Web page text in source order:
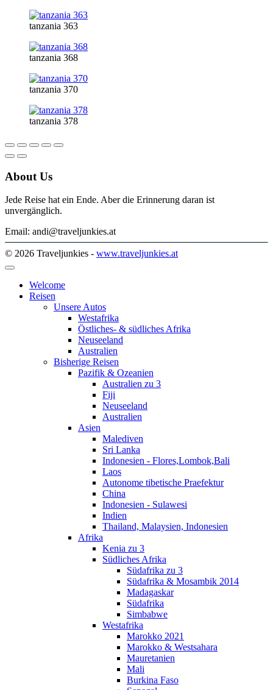
tanzania 363
tanzania 368
tanzania 370
tanzania 378
About Us
Jede Reise hat ein Ende. Aber die Erinnerung daran ist
unvergänglich.
Email: andi@traveljunkies.at
© 2026 Traveljunkies - www.traveljunkies.at
Welcome
Reisen
Unsere Autos
Westafrika
Östliches- & südliches Afrika
Neuseeland
Australien
Bisherige Reisen
Pazifik & Ozeanien
Australien zu 3
Fiji
Neuseeland
Australien
Asien
Malediven
Sri Lanka
Indonesien - Flores,Lombok,Bali
Laos
Autonome tibetische Praefektur
China
Indonesien - Sulawesi
Indien
Thailand, Malaysien, Indonesien
Afrika
Kenia zu 3
Südliches Afrika
Südafrika zu 3
Südafrika & Mosambik 2014
Madagaskar
Südafrika
Simbabwe
Westafrika
Marokko 2021
Marokko & Westsahara
Mauretanien
Mali
Burkina Faso